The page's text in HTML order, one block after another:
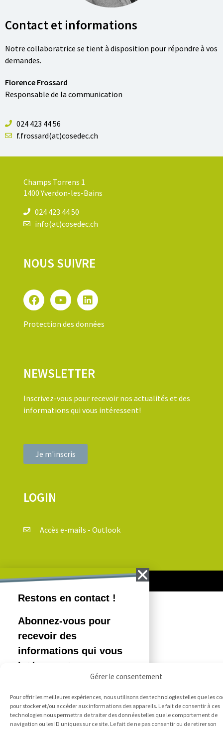
Gérer le consentement
Pour offrir les meilleures expériences, nous utilisons des technologies telles que les
pour stocker et/ou accéder aux informations des appareils. Le fait de consentir à ces
technologies nous permettra de traiter des données telles que le comportement de
navigation ou les ID uniques sur ce site. Le fait de ne pas consentir ou de retirer son
Contact et informations
Notre collaboratrice se tient à disposition pour répondre à vos
demandes.
Florence Frossard
Responsable de la communication
024 423 44 56
f.frossard(at)cosedec.ch
Champs Torrens 1
1400 Yverdon-les-Bains
024 423 44 50
info(at)cosedec.ch
NOUS SUIVRE
Protection des données
NEWSLETTER
Inscrivez-vous pour recevoir nos actualités et des
informations qui vous intéressent!
Je m'inscris
LOGIN
Accès e-mails - Outlook
Copyright Cosedec 2018-2020